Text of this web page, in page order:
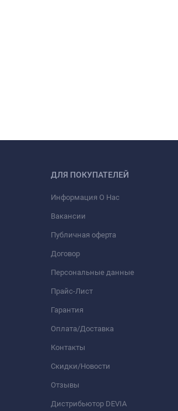
ДЛЯ ПОКУПАТЕЛЕЙ
Информация О Нас
Вакансии
Публичная оферта
Договор
Персональные данные
Прайс-Лист
Гарантия
Оплата/Доставка
Контакты
Скидки/Новости
Отзывы
Дистрибьютор DEVIA